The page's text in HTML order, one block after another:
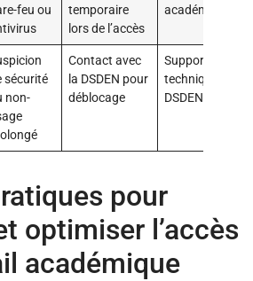
feu ou
temporaire
lors de l’accès
académique
sécurité
non-
Contact avec
la DSDEN pour
déblocage
Support
technique
DSDEN local
pour
optimiser l’accès
académique